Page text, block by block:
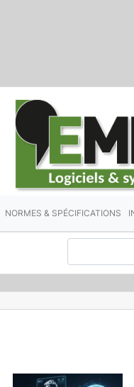
NORMES & SPÉCIFICATIONS